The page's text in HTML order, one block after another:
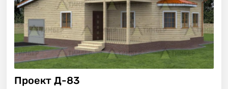
Проект Д-83